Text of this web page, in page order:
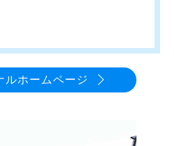
ルホームページ